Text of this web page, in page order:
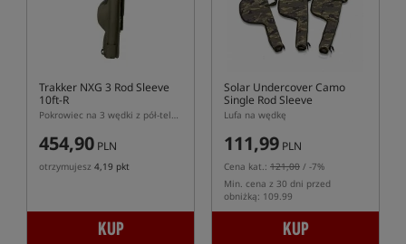
Trakker NXG 3 Rod Sleeve
10ft-R
Pokrowiec na 3 wędki z pół-teleskopowym dolnikiem
454,90 PLN
otrzymujesz 4,19 pkt
KUP
Solar Undercover Camo
Single Rod Sleeve
Lufa na wędkę
111,99 PLN
Cena kat.: 121,00 / -7%
Min. cena z 30 dni przed
obniżką: 109.99
KUP